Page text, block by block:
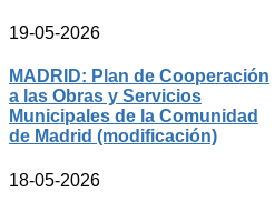
19-05-2026
MADRID: Plan de Cooperación
a las Obras y Servicios
Municipales de la Comunidad
de Madrid (modificación)
18-05-2026